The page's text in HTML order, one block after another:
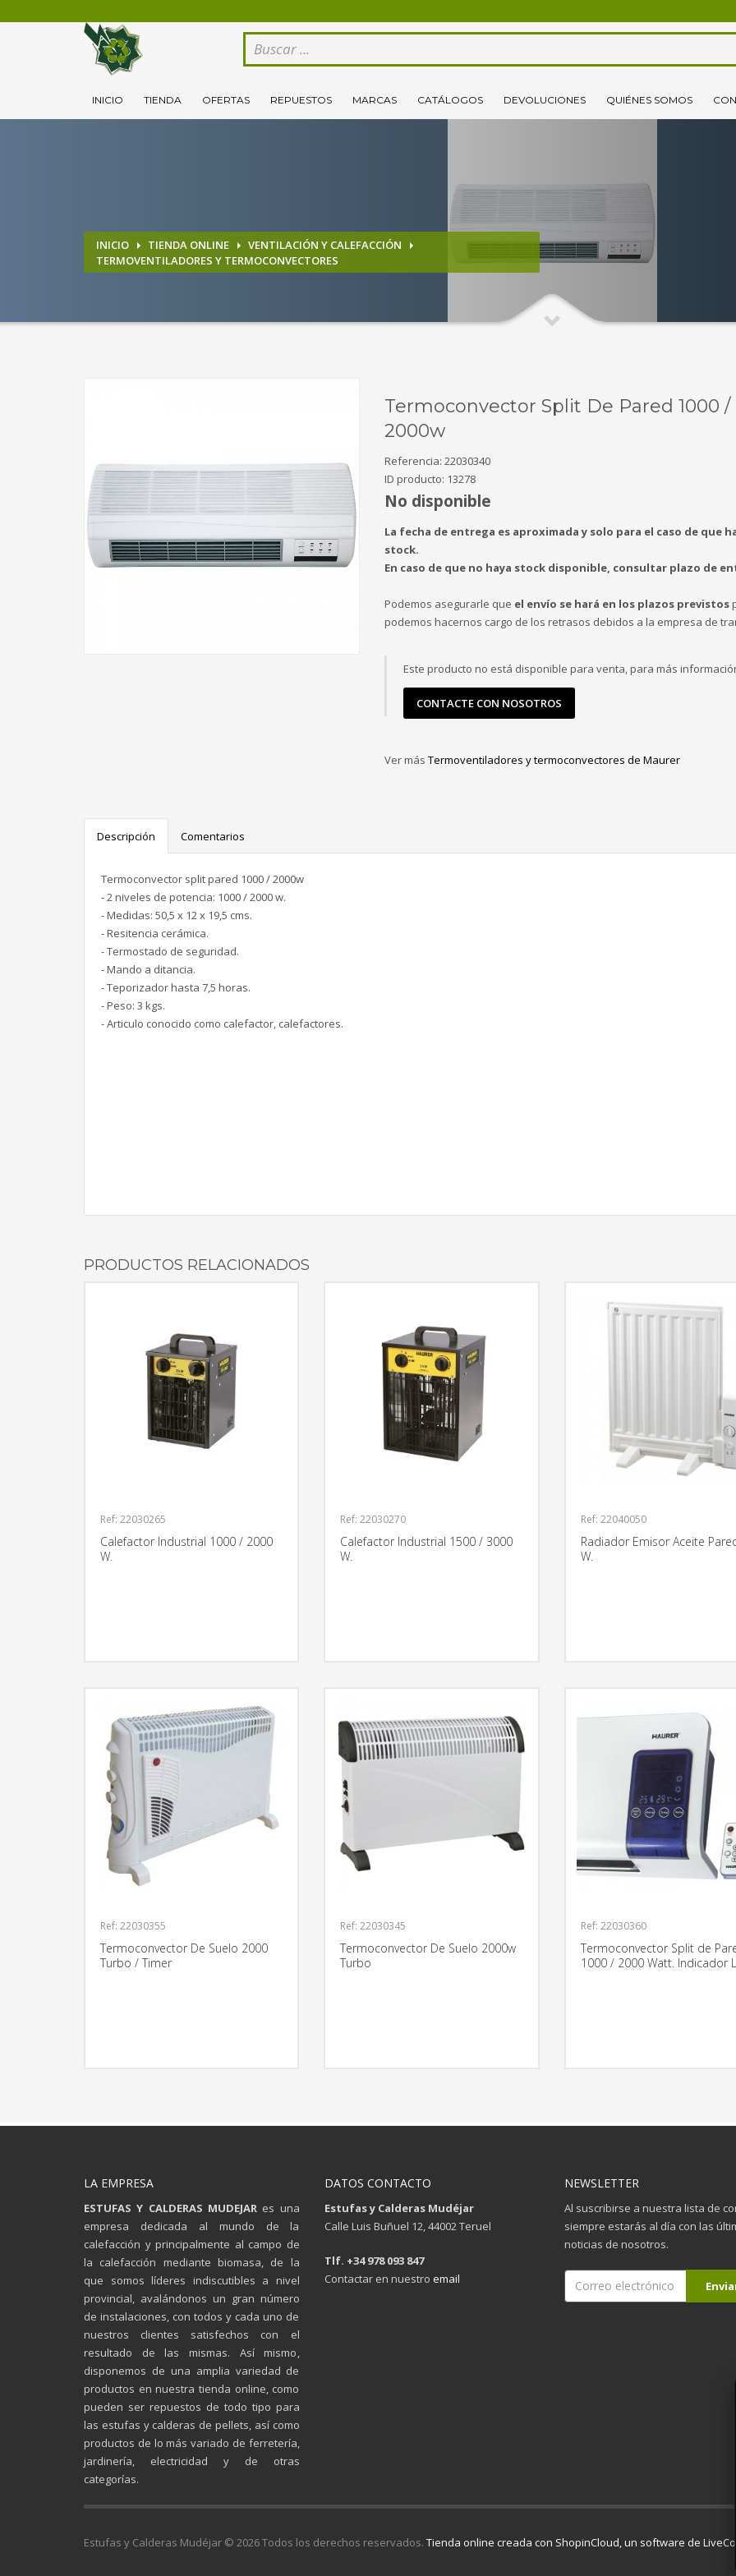
CÓMO COMPRAR
Logeate con tu cuenta de cliente.
INICIO TIENDA OFERTAS REPUESTOS MARCAS CATÁLOGOS DEVOLUCIONES QUIÉNES SOMOS
INICIO TIENDA ONLINE
VENTILACIÓN Y CALEFACCIÓN
TERMOVENTILADORES Y TERMOCONVECTORES
Termoconvector Split De Pared 1000 /
2000w
Referencia: 22030340
ID producto: 13278
No disponible
La fecha de entrega es aproximada y solo para el caso de que
stock.
En caso de que no haya stock disponible, consultar plazo de
Podemos asegurarle que el envío se hará en los plazos previstos
podemos hacernos cargo de los retrasos debidos a la empresa de
Este producto no está disponible para venta, para más
CONTACTE CON NOSOTROS
Ver más Termoventiladores y termoconvectores de Maurer
Descripción Comentarios
Termoconvector split pared 1000 / 2000w
- 2 niveles de potencia: 1000 / 2000 w.
- Medidas: 50,5 x 12 x 19,5 cms.
- Resitencia cerámica.
- Termostado de seguridad.
- Mando a ditancia.
- Teporizador hasta 7,5 horas.
- Peso: 3 kgs.
- Articulo conocido como calefactor, calefactores.
PRODUCTOS RELACIONADOS
Ref: 22030265
Calefactor Industrial 1000 / 2000
W.
Ref: 22030270
Calefactor Industrial 1500 / 3000
W.
Ref: 22040050
Radiador Emisor Aceite
W.
Ref: 22030355
Termoconvector De Suelo 2000
Turbo / Timer
Ref: 22030345
Termoconvector De Suelo 2000w
Turbo
Ref: 22030360
Termoconvector Split de
1000 / 2000 Watt. Indicador
LA EMPRESA
ESTUFAS Y CALDERAS MUDEJAR es una
empresa dedicada al mundo de la
calefacción y principalmente al campo de
la calefacción mediante biomasa, de la
que somos líderes indiscutibles a nivel
provincial, avalándonos un gran número
de instalaciones, con todos y cada uno de
nuestros clientes satisfechos con el
resultado de las mismas. Así mismo,
disponemos de una amplia variedad de
productos en nuestra tienda online, como
pueden ser repuestos de todo tipo para
las estufas y calderas de pellets, así como
productos de lo más variado de ferretería,
jardinería, electricidad y de otras
categorías.
DATOS CONTACTO
Estufas y Calderas Mudéjar
Calle Luis Buñuel 12, 44002 Teruel
Tlf. +34 978 093 847
Contactar en nuestro email
NEWSLETTER
Al suscribirse a nuestra lista de
siempre estarás al día con las
noticias de nosotros.
Estufas y Calderas Mudéjar © 2026 Todos los derechos reservados. Tienda online creada con ShopinCloud, un software de